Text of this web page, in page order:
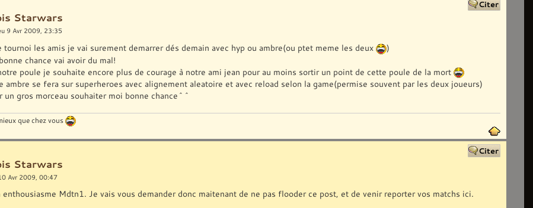
Starwars
9 Avr 2009, 23:35
tournoi les amis je vai surement demarrer dés demain avec hyp ou ambre(ou ptet meme les deux
)
chance vai avoir du mal!
poule je souhaite encore plus de courage à notre ami jean pour au moins sortir un point de cette poule de la mort
ambre se fera sur superheroes avec alignement aleatoire et avec reload selon la game(permise souvent par les deux joueurs)
un gros morceau souhaiter moi bonne chance^^
que chez vous
Starwars
Avr 2009, 00:47
Mdtn1. Je vais vous demander donc maitenant de ne pas flooder ce post, et de venir reporter vos matchs ici.